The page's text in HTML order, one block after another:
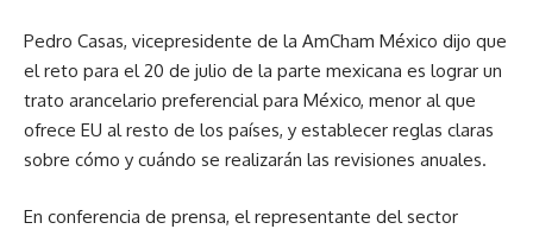
Pedro Casas, vicepresidente de la AmCham México dijo que
el reto para el 20 de julio de la parte mexicana es lograr un
trato arancelario preferencial para México, menor al que
ofrece EU al resto de los países, y establecer reglas claras
sobre cómo y cuándo se realizarán las revisiones anuales.
En conferencia de prensa, el representante del sector